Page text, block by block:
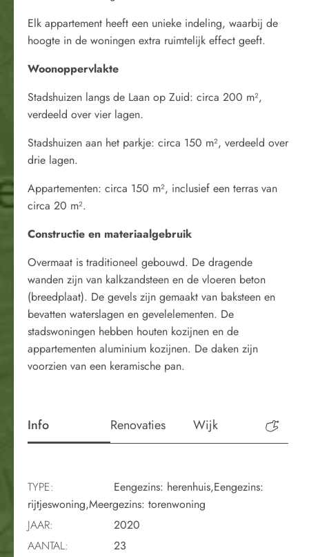
Elk appartement heeft een unieke indeling, waarbij de
hoogte in de woningen extra ruimtelijk effect geeft.
Woonoppervlakte
Stadshuizen langs de Laan op Zuid: circa 200 m²,
verdeeld over vier lagen.
Stadshuizen aan het parkje: circa 150 m², verdeeld over
drie lagen.
Appartementen: circa 150 m², inclusief een terras van
circa 20 m².
Constructie en materiaalgebruik
Overmaat is traditioneel gebouwd. De dragende
wanden zijn van kalkzandsteen en de vloeren beton
(breedplaat). De gevels zijn gemaakt van baksteen en
bevatten waterslagen en gevelelementen. De
stadswoningen hebben houten kozijnen en de
appartementen aluminium kozijnen. De daken zijn
voorzien van een keramische pan.
Info Renovaties Wijk
TYPE:
Eengezins: herenhuis,Eengezins:
rijtjeswoning,Meergezins: torenwoning
JAAR:
2020
AANTAL:
23